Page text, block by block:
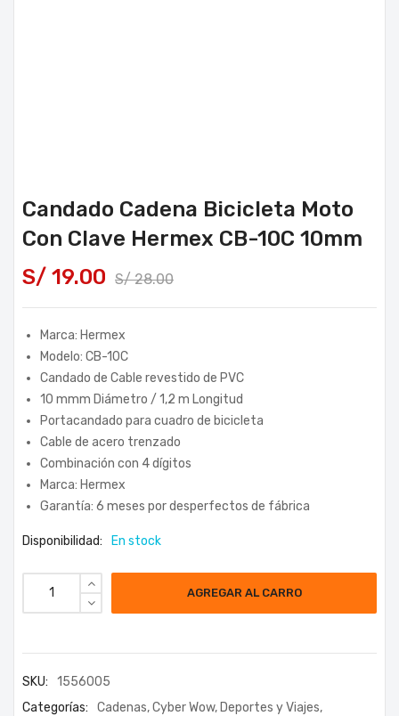
Candado Cadena Bicicleta Moto
Con Clave Hermex CB-10C 10mm
S/28.00
S/ 19.00
Marca: Hermex
Modelo: CB-10C
Candado de Cable revestido de PVC
10 mmm Diámetro / 1,2 m Longitud
Portacandado para cuadro de bicicleta
Cable de acero trenzado
Combinación con 4 dígitos
Marca: Hermex
Garantía: 6 meses por desperfectos de fábrica
Disponibilidad: En stock
AGREGAR AL CARRO
SKU:
1556005
Categorías:
Cadenas,Cyber Wow, Deportes y Viajes,